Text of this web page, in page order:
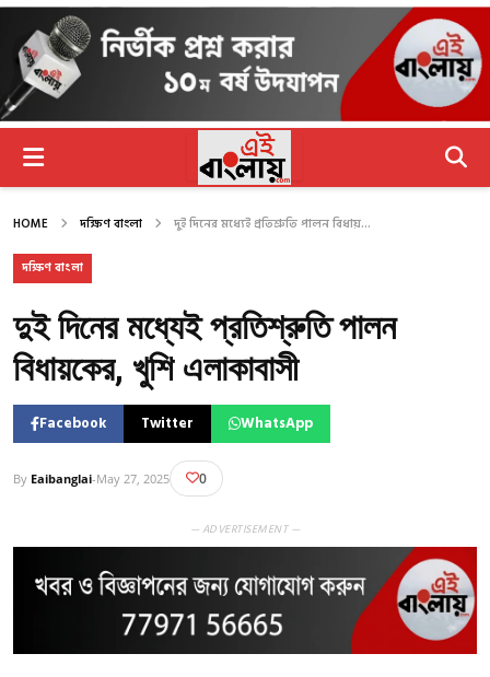
HOME দক্ষিণ বাংলা দুই দিনের মধ্যেই প্রতিশ্রুতি পালন বিধায়...
দক্ষিণ বাংলা
দুই দিনের মধ্যেই প্রতিশ্রুতি পালন
বিধায়কের, খুশি এলাকাবাসী
Facebook Twitter WhatsApp
By Eaibanglai-May 27, 2025 0
— ADVERTISEMENT —